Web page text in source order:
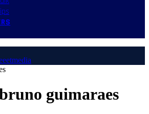
guimaraes